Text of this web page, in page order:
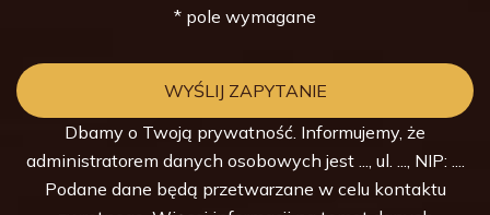
* pole wymagane
Dbamy o Twoją prywatność. Informujemy, że
administratorem danych osobowych jest ..., ul. ..., NIP: ....
Podane dane będą przetwarzane w celu kontaktu